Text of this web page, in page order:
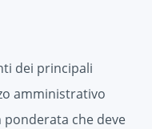
dei principali
amministrativo
che deve